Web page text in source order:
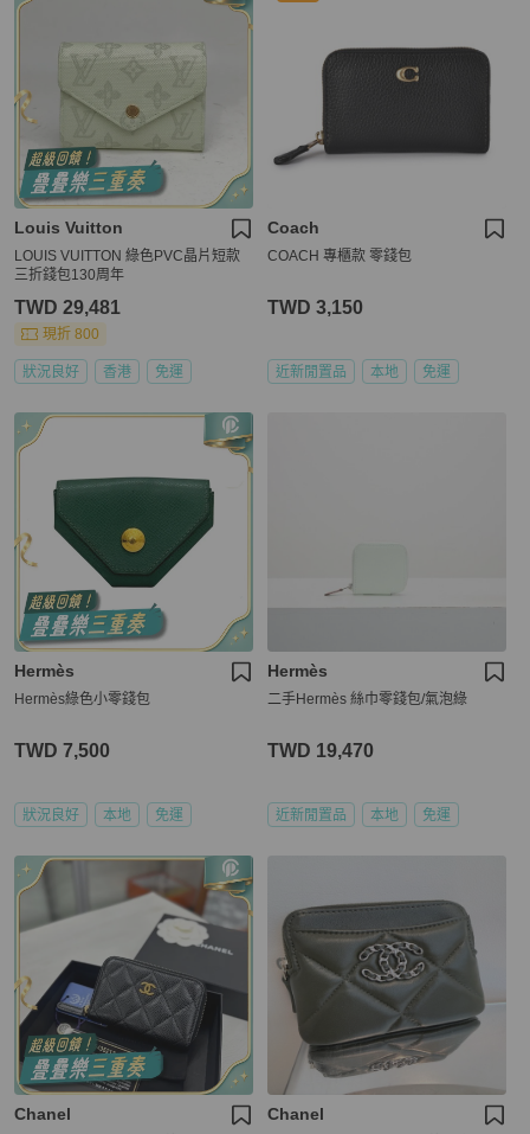
Louis Vuitton
LOUIS VUITTON 綠色PVC晶片短款
三折錢包130周年
TWD 29,481
現折 800
狀況良好 香港 免運
Coach
COACH 專櫃款 零錢包
TWD 3,150
近新閒置品 本地 免運
Hermès
Hermès綠色小零錢包
TWD 7,500
狀況良好 本地 免運
Hermès
二手Hermès 絲巾零錢包/氣泡綠
TWD 19,470
近新閒置品 本地 免運
Chanel Chanel